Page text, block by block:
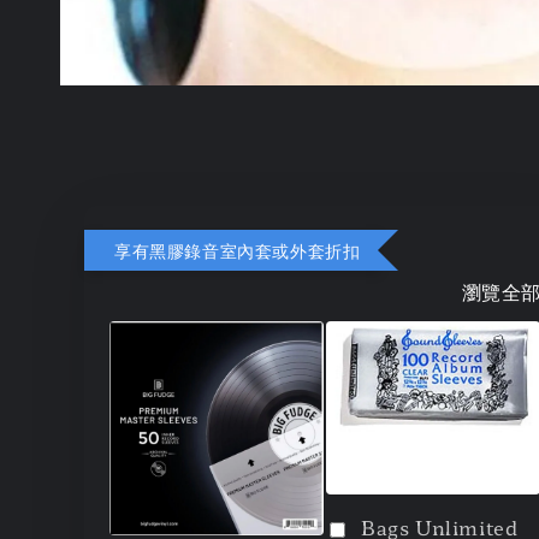
享有黑膠錄音室內套或外套折扣
瀏覽全
Bags Unlimited